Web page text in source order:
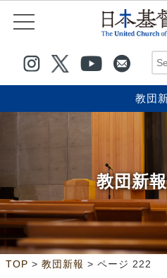
教団
教団新報
TOP > 教団新報 > ページ 222